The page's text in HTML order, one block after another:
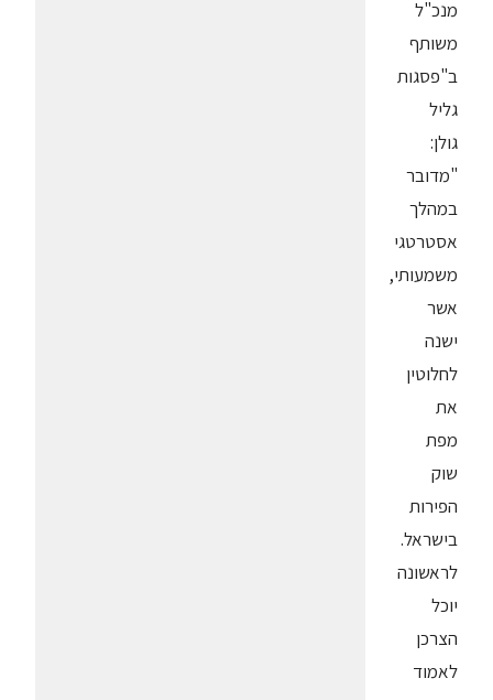
מנכ"ל
משותף
ב"פסגות
גליל
גולן:
"מדובר
במהלך
אסטרטגי
משמעותי,
אשר
ישנה
לחלוטין
את
מפת
שוק
הפירות
בישראל.
לראשונה
יוכל
הצרכן
לאמוד